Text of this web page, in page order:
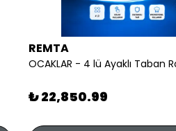
REMTA
₺ 22,850.99